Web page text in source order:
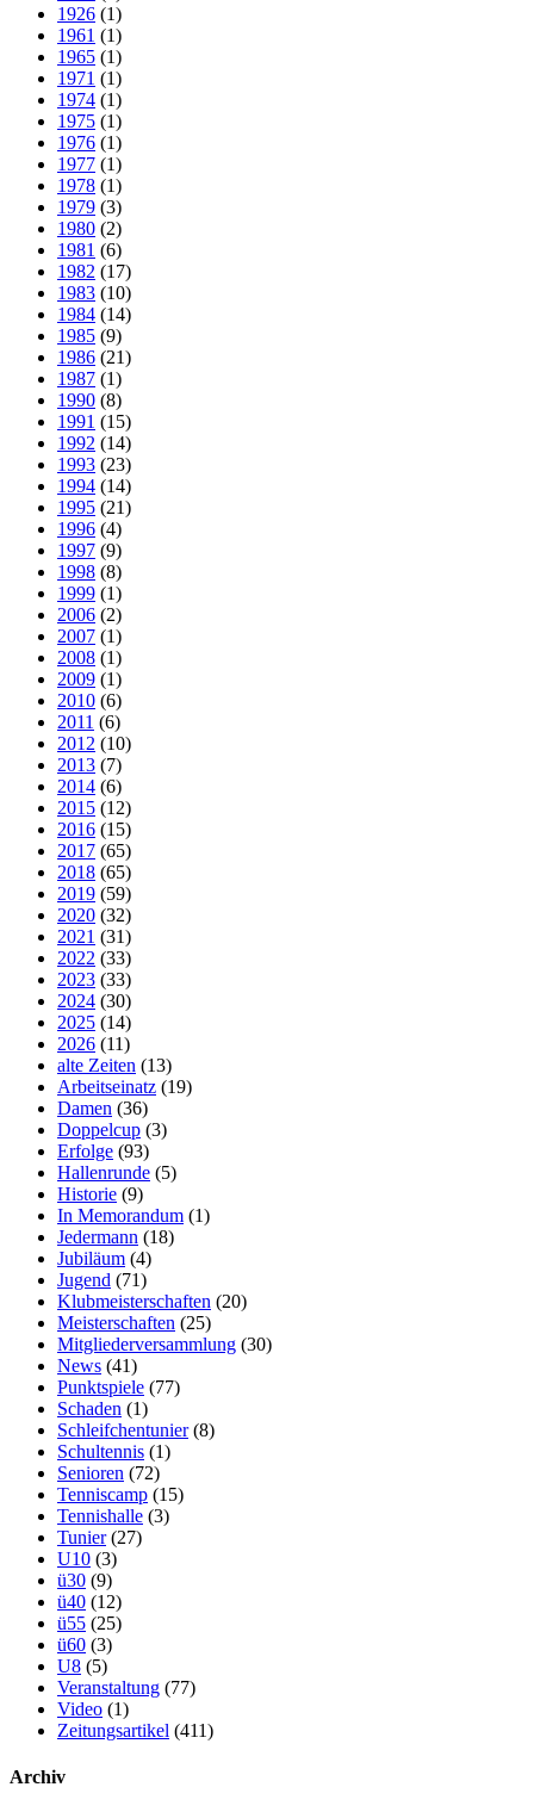
1926 (1)
1961 (1)
1965 (1)
1971 (1)
1974 (1)
1975 (1)
1976 (1)
1977 (1)
1978 (1)
1979 (3)
1980 (2)
1981 (6)
1982 (17)
1983 (10)
1984 (14)
1985 (9)
1986 (21)
1987 (1)
1990 (8)
1991 (15)
1992 (14)
1993 (23)
1994 (14)
1995 (21)
1996 (4)
1997 (9)
1998 (8)
1999 (1)
2006 (2)
2007 (1)
2008 (1)
2009 (1)
2010 (6)
2011 (6)
2012 (10)
2013 (7)
2014 (6)
2015 (12)
2016 (15)
2017 (65)
2018 (65)
2019 (59)
2020 (32)
2021 (31)
2022 (33)
2023 (33)
2024 (30)
2025 (14)
2026 (11)
alte Zeiten (13)
Arbeitseinatz (19)
Damen (36)
Doppelcup (3)
Erfolge (93)
Hallenrunde (5)
Historie (9)
In Memorandum (1)
Jedermann (18)
Jubiläum (4)
Jugend (71)
Klubmeisterschaften (20)
Meisterschaften (25)
Mitgliederversammlung (30)
News (41)
Punktspiele (77)
Schaden (1)
Schleifchentunier(8)
Schultennis (1)
Senioren (72)
Tenniscamp (15)
Tennishalle (3)
Tunier(27)
U10 (3)
ü30 (9)
ü40 (12)
ü55 (25)
ü60 (3)
U8 (5)
Veranstaltung (77)
Video (1)
Zeitungsartikel (411)
Archiv